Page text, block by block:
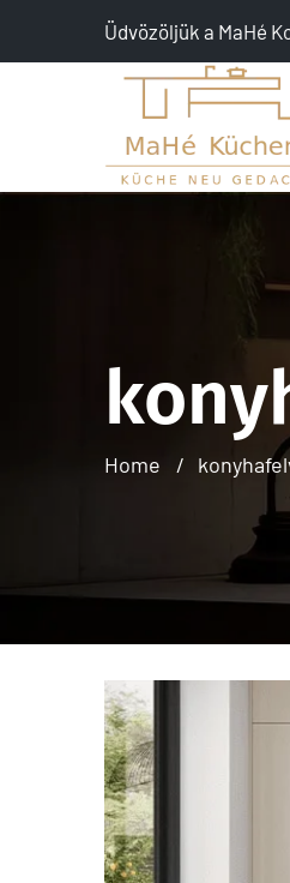
Üdvözöljük a MaHé
Home